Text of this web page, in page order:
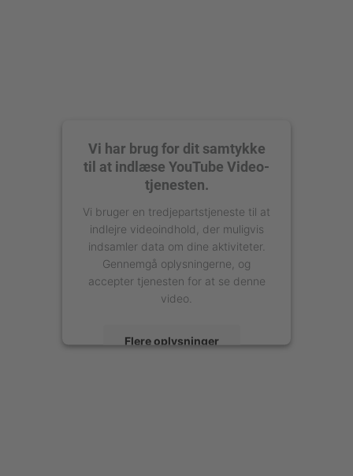
Vi har brug for dit samtykke
til at indlæse YouTube Video-
tjenesten.
Vi bruger en tredjepartstjeneste til at
indlejre videoindhold, der muligvis
indsamler data om dine aktiviteter.
Gennemgå oplysningerne, og
accepter tjenesten for at se denne
video.
Flere oplysninger